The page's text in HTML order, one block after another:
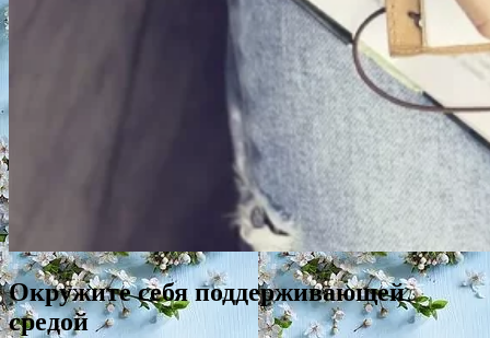
Окружите себя поддерживающей
средой